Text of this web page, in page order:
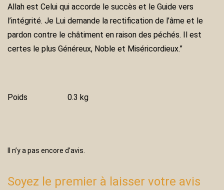
Allah est Celui qui accorde le succès et le Guide vers
l’intégrité. Je Lui demande la rectification de l’âme et le
pardon contre le châtiment en raison des péchés. Il est
certes le plus Généreux, Noble et Miséricordieux.”
Poids 0.3 kg
Il n’y a pas encore d’avis.
Soyez le premier à laisser votre avis